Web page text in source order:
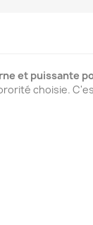
et puissante
choisie.